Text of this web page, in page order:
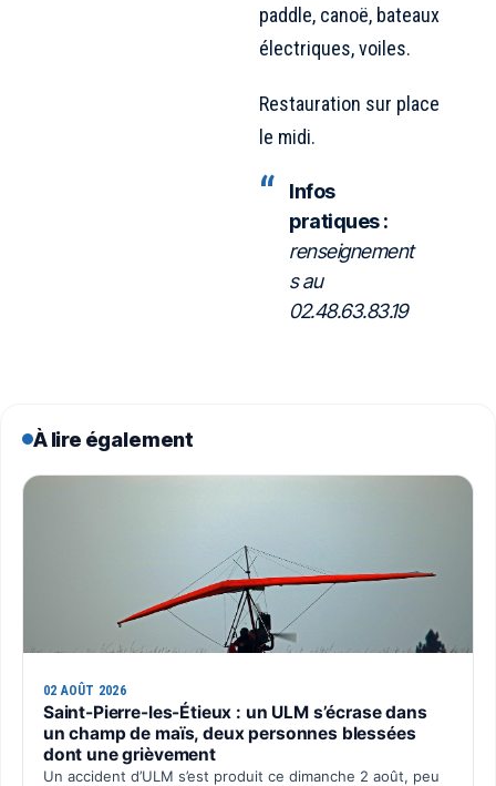
paddle, canoë, bateaux
électriques, voiles.
Restauration sur place
le midi.
Infos
pratiques :
renseignement
s au
02.48.63.83.19
À lire également
02 AOÛT 2026
Saint-Pierre-les-Étieux : un ULM s’écrase dans
un champ de maïs, deux personnes blessées
dont une grièvement
Un accident d’ULM s’est produit ce dimanche 2 août, peu